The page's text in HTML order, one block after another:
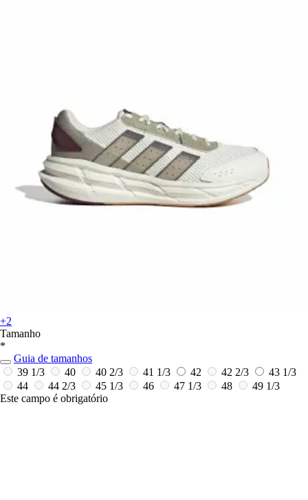
+2
Tamanho
*
Guia de tamanhos
39 1/3
40 40 2/3 41 1/3 42 42 2/3
43 1/3
44
44 2/3 45 1/3 46 47 1/3 48
49 1/3
Este campo é obrigatório